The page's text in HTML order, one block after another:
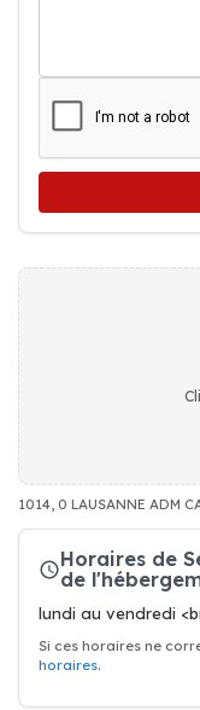
1014, 0 LAUSANNE ADM
Horaires de
de
lundi au vendredi
Si ces horaires ne
horaires.